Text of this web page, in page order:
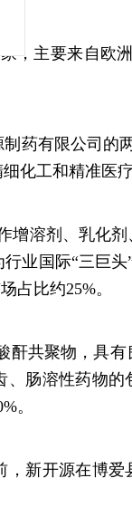
，主要来自欧
药有限公司的
化工和精准医
增溶剂、乳化
业国际“三巨
占比约25%。
共聚物，具有
肠溶性药物
。
新开源在博爱